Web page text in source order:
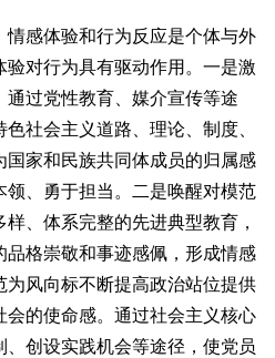
感体验和行为反应是个体与外
对行为具有驱动作用。一是激
过党性教育、媒介宣传等途
社会主义道路、理论、制度、
家和民族共同体成员的归属感
、勇于担当。二是唤醒对模范
、体系完整的先进典型教育，
格崇敬和事迹感佩，形成情感
风向标不断提高政治站位提供
的使命感。通过社会主义核心
创设实践机会等途径，使党员